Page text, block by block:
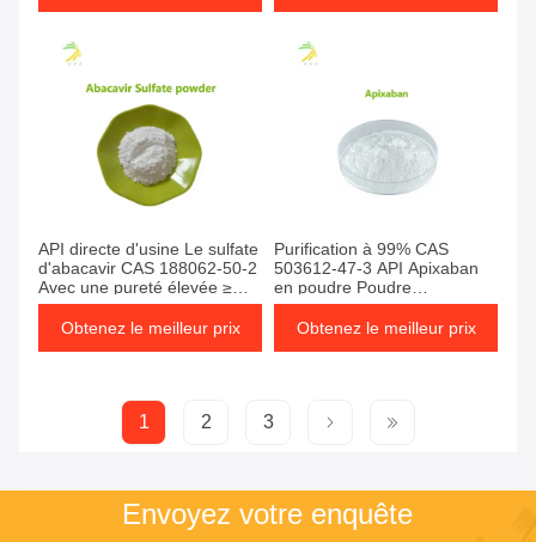
API directe d'usine Le sulfate
d'abacavir CAS 188062-50-2
Avec une pureté élevée ≥
98,5%
Obtenez le meilleur prix
Purification à 99% CAS
503612-47-3 API Apixaban
en poudre Poudre
pharmaceutique brute
Obtenez le meilleur prix
1 2 3
Envoyez votre enquête